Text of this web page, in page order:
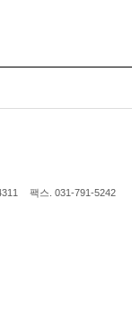
팩스. 031-791-5242